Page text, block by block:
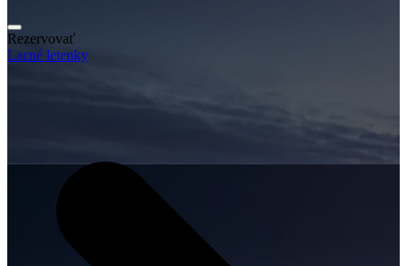
Rezervovať
Lacné letenky